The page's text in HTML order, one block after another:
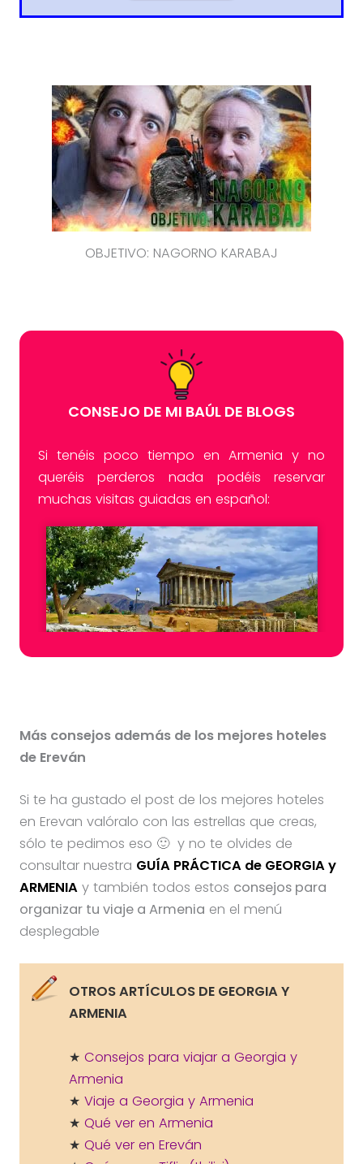
OBJETIVO: NAGORNO KARABAJ
CONSEJO DE MI BAÚL DE BLOGS
Si tenéis poco tiempo en Armenia y no
queréis perderos nada podéis reservar
muchas visitas guiadas en español:
Más consejos además de los mejores hoteles
de Ereván
Si te ha gustado el post de los mejores hoteles
en Erevan valóralo con las estrellas que creas,
sólo te pedimos eso 🙂 y no te olvides de
consultar nuestra GUÍA PRÁCTICA de GEORGIA y
ARMENIAy también todos estos consejos para
organizar tu viaje a Armenia en el menú
desplegable
OTROS ARTÍCULOS DE GEORGIA Y
ARMENIA
★ Consejos para viajar a Georgia y
Armenia
★ Viaje a Georgia y Armenia
★ Qué ver en Armenia
★ Qué ver en Ereván